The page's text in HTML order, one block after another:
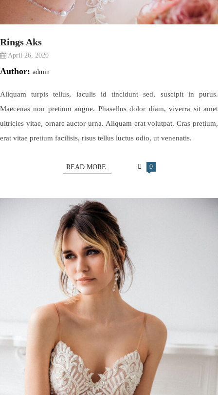
Rings Aks
April 26, 2020
Author: admin
Aliquam turpis tellus, iaculis id tincidunt sed, suscipit in purus.
Maecenas non pretium augue. Phasellus dolor diam, viverra sit amet
ultricies vitae, ornare auctor urna. Aliquam erat volutpat. Cras pretium,
erat vitae pretium facilisis, risus tellus luctus odio, ut venenatis.
READ MORE 0